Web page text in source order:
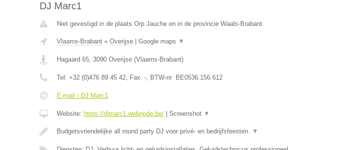
DJ Marc1
Niet gevestigd in de plaats Orp Jauche en in de provincie Waals-Brabant.
Vlaams-Brabant» Overijse| Google maps ▼
Hagaard 65, 3090 Overijse(Vlaams-Brabant)
Tel: +32 (0)476 89 45 42, Fax: -, BTW-nr: BE0536.156.612
E-mail › DJ Marc1
Website: https://djmarc1.webnode.be/| Screenshot ▼
Budgetsvriendelijke all round party DJ voor privé- en bedrijfsfeesten. ▼